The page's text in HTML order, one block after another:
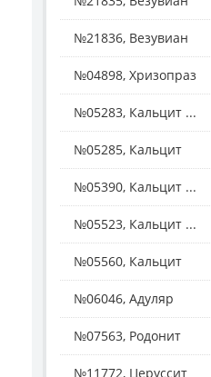
№21836, Везувиан
№04898, Хризопраз
№05283, Кальцит ...
№05285, Кальцит
№05390, Кальцит ...
№05523, Кальцит ...
№05560, Кальцит
№06046, Адуляр
№07563, Родонит
№11772, Церуссит